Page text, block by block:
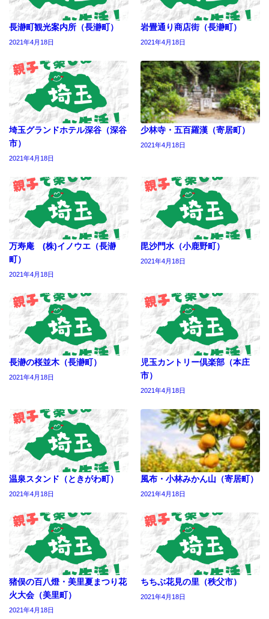
長瀞町観光案内所（長瀞町）
2021年4月18日
岩畳通り商店街（長瀞町）
2021年4月18日
埼玉グランドホテル深谷（深谷
市）
2021年4月18日
少林寺・五百羅漢（寄居町）
2021年4月18日
万寿庵 (株)イノウエ（長瀞
町）
2021年4月18日
毘沙門水（小鹿野町）
2021年4月18日
長瀞の桜並木（長瀞町）
2021年4月18日
児玉カントリー倶楽部（本庄
市）
2021年4月18日
温泉スタンド（ときがわ町）
2021年4月18日
風布・小林みかん山（寄居町）
2021年4月18日
猪俣の百八燈・美里夏まつり花
火大会（美里町）
2021年4月18日
ちちぶ花見の里（秩父市）
2021年4月18日